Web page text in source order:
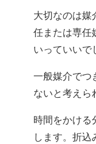
大切なのは媒
任または専任
いっていいで
一般媒介でつ
ないと考えら
時間をかける
します。折